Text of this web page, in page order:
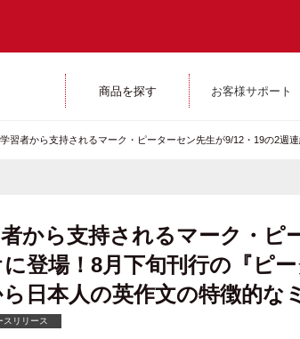
商品を探す お客様サポート
習者から支持されるマーク・ピーターセン先生が9/12・19の2週
から支持されるマーク・ピ
登場！8月下旬刊行の『ピ
日本人の英作文の特徴的な
スリリース